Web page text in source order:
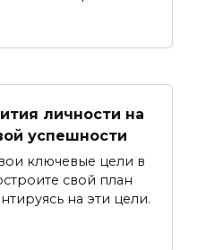
личности на
успешности
ключевые цели в
свой план
на эти цели.